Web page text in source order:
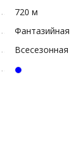
720 м
Фантазийная
Всесезонная